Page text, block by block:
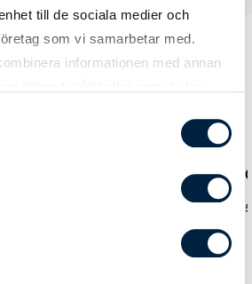
till de sociala medier och
som vi samarbetar med.
informationen med annan
250